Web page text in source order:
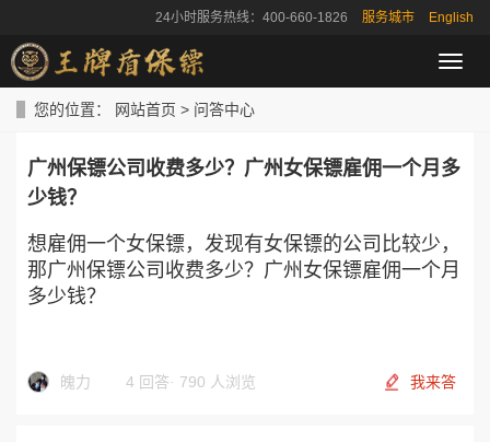
24小时服务热线：400-660-1826 服务城市 English
导
航
您的位置： 网站首页 > 问答中心
广州保镖公司收费多少？广州女保镖雇佣一个月多
少钱？
想雇佣一个女保镖，发现有女保镖的公司比较少，
那广州保镖公司收费多少？广州女保镖雇佣一个月
多少钱？
魄力 4 回答· 790 人浏览 我来答